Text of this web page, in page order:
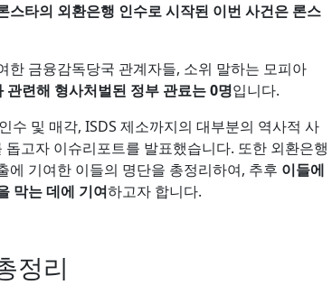
스타의 외환은행 인수로 시작된 이번 사건은 론스
한 금융감독당국 관계자들, 소위 말하는 모피아
관련해 형사처벌된 정부 관료는 0명입니다.
수 및 매각, ISDS 제소까지의 대부분의 역사적 사
고자 이슈리포트를 발표했습니다. 또한 외환은행
에 기여한 이들의 명단을 총정리하여, 추후 이들에
막는 데에 기여하고자 합니다.
정리